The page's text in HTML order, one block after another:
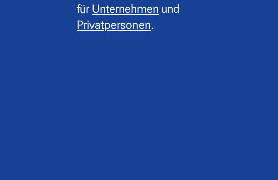
fürUnternehmen und
Privatpersonen.